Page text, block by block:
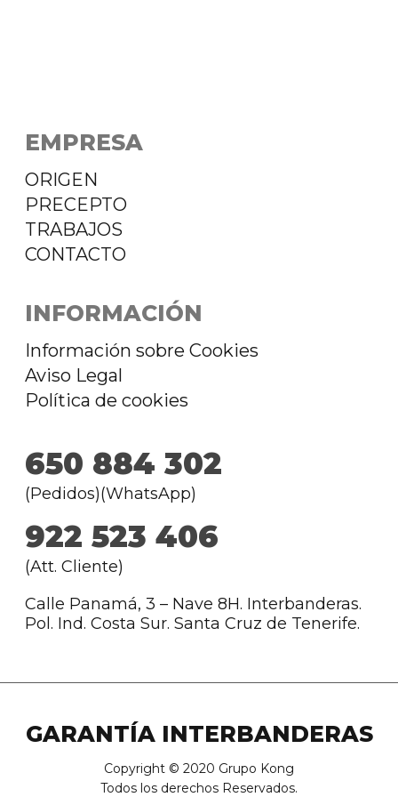
EMPRESA
ORIGEN
PRECEPTO
TRABAJOS
CONTACTO
INFORMACIÓN
Información sobre Cookies
Aviso Legal
Política de cookies
650 884 302
(Pedidos)(WhatsApp)
922 523 406
(Att. Cliente)
Calle Panamá, 3 – Nave 8H. Interbanderas.
Pol. Ind. Costa Sur. Santa Cruz de Tenerife.
GARANTÍA INTERBANDERAS
Copyright © 2020 Grupo Kong
Todos los derechos Reservados.